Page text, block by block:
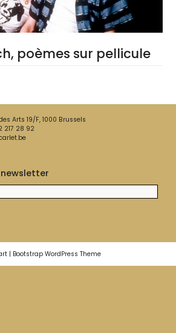
poèmes sur pellicule
Arts 19/F, 1000 Brussels
217 28 92
| Bootstrap WordPress Theme